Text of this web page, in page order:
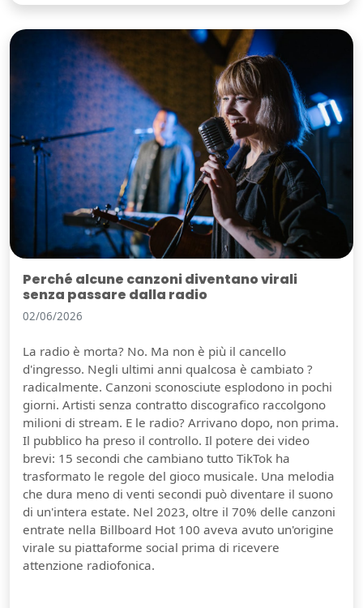
Perché alcune canzoni diventano virali
senza passare dalla radio
02/06/2026
La radio è morta? No. Ma non è più il cancello
d'ingresso. Negli ultimi anni qualcosa è cambiato ?
radicalmente. Canzoni sconosciute esplodono in pochi
giorni. Artisti senza contratto discografico raccolgono
milioni di stream. E le radio? Arrivano dopo, non prima.
Il pubblico ha preso il controllo. Il potere dei video
brevi: 15 secondi che cambiano tutto TikTok ha
trasformato le regole del gioco musicale. Una melodia
che dura meno di venti secondi può diventare il suono
di un'intera estate. Nel 2023, oltre il 70% delle canzoni
entrate nella Billboard Hot 100 aveva avuto un'origine
virale su piattaforme social prima di ricevere
attenzione radiofonica.